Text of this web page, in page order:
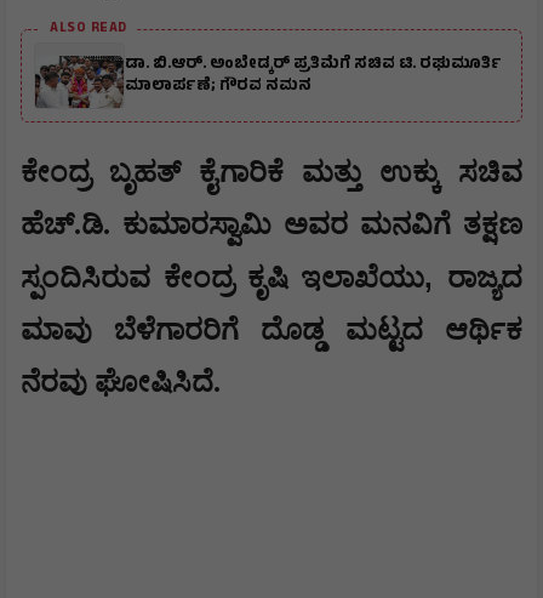
ALSO READ
ಡಾ. ಬಿ.ಆರ್. ಅಂಬೇಡ್ಕರ್ ಪ್ರತಿಮೆಗೆ ಸಚಿವ ಟಿ. ರಘುಮೂರ್ತಿ
ಮಾಲಾರ್ಪಣೆ; ಗೌರವ ನಮನ
ಕೇಂದ್ರ ಬೃಹತ್ ಕೈಗಾರಿಕೆ ಮತ್ತು ಉಕ್ಕು ಸಚಿವ
ಹೆಚ್.ಡಿ. ಕುಮಾರಸ್ವಾಮಿ ಅವರ ಮನವಿಗೆ ತಕ್ಷಣ
ಸ್ಪಂದಿಸಿರುವ ಕೇಂದ್ರ ಕೃಷಿ ಇಲಾಖೆಯು, ರಾಜ್ಯದ
ಮಾವು ಬೆಳೆಗಾರರಿಗೆ ದೊಡ್ಡ ಮಟ್ಟದ ಆರ್ಥಿಕ
ನೆರವು ಘೋಷಿಸಿದೆ.